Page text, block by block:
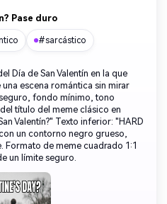
Pase duro
#sarcástico
Día de San Valentín en la que
escena romántica sin mirar
fondo mínimo, tono
título del meme clásico en
Valentín?" Texto inferior: "HARD
un contorno negro grueso,
de meme cuadrado 1:1
un límite seguro.